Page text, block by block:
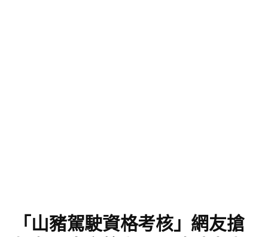
「山豬駕駛資格考核」網友搶